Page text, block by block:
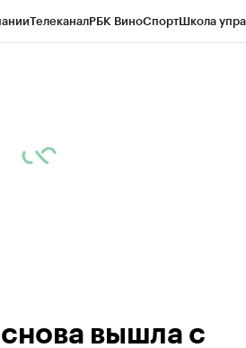
ТелеканалРБК ВиноСпортШкола
вышла с